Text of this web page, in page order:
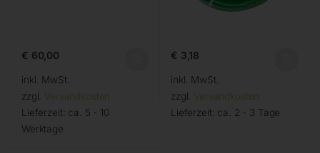
€ 60,00
inkl. MwSt.
zzgl. Versandkosten
Lieferzeit: ca. 5 - 10
Werktage
€ 3,18
inkl. MwSt.
zzgl. Versandkosten
Lieferzeit: ca. 2 - 3 Tage